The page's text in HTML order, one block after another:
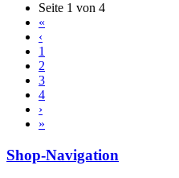
Seite 1 von 4
«
‹
1
2
3
4
›
»
Shop-Navigation